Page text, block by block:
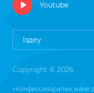
Youtube
Copyright © 2026
«Конфессияаралық және